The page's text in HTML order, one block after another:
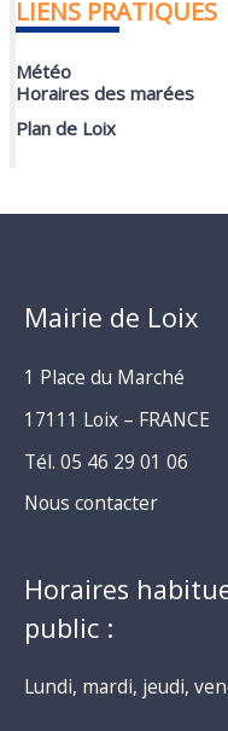
LIENS PRATIQUES
Météo
Horaires des marées
Plan de Loix
Mairie de Loix
1 Place du Marché
17111 Loix – FRANCE
Tél. 05 46 29 01 06
Nous contacter
Horaires
public :
Lundi, mardi, jeudi,